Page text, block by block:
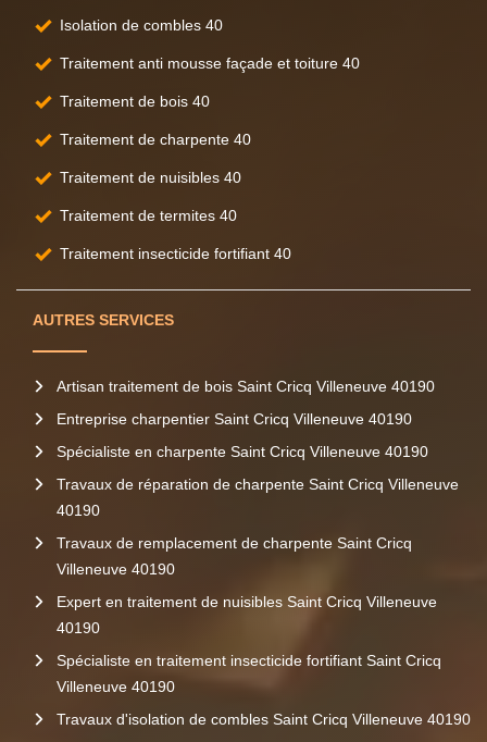
Isolation de combles 40
Traitement anti mousse façade et toiture 40
Traitement de bois 40
Traitement de charpente 40
Traitement de nuisibles 40
Traitement de termites 40
Traitement insecticide fortifiant 40
AUTRES SERVICES
Artisan traitement de bois Saint Cricq Villeneuve 40190
Entreprise charpentier Saint Cricq Villeneuve 40190
Spécialiste en charpente Saint Cricq Villeneuve 40190
Travaux de réparation de charpente Saint Cricq Villeneuve
40190
Travaux de remplacement de charpente Saint Cricq
Villeneuve 40190
Expert en traitement de nuisibles Saint Cricq Villeneuve
40190
Spécialiste en traitement insecticide fortifiant Saint Cricq
Villeneuve 40190
Travaux d'isolation de combles Saint Cricq Villeneuve 40190